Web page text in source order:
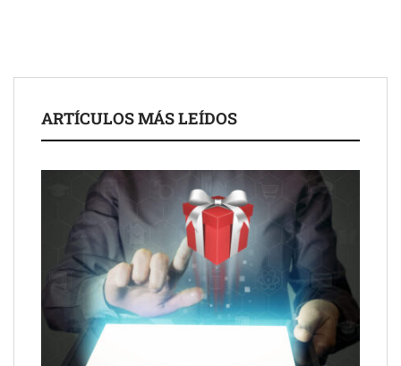
Schaeffler mejora su rentabilidad en el primer semestre de 2026
ARTÍCULOS MÁS LEÍDOS